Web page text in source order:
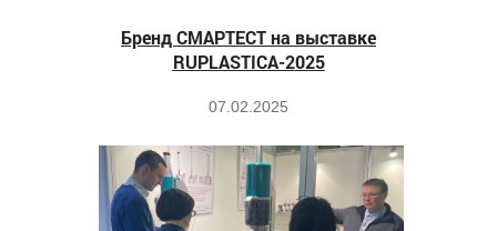
Бренд СМАРТЕСТ на выставке
RUPLASTICA-2025
07.02.2025